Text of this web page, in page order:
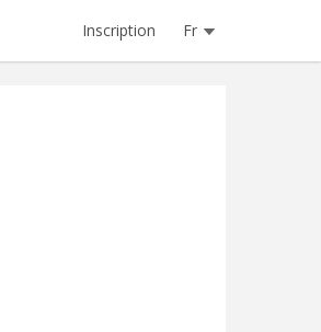
Inscription Fr